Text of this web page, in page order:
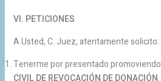
VI. PETICIONES
A Usted, C. Juez, atentamente solicito:
Tenerme por presentado promoviendo